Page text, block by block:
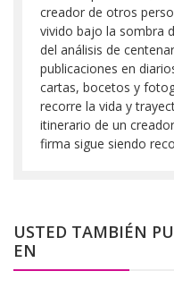
creador de otros
vivido bajo la sombra
del análisis de
publicaciones en
cartas, bocetos y
recorre la vida y
itinerario de un
firma sigue siendo
USTED TAMBIÉN
EN